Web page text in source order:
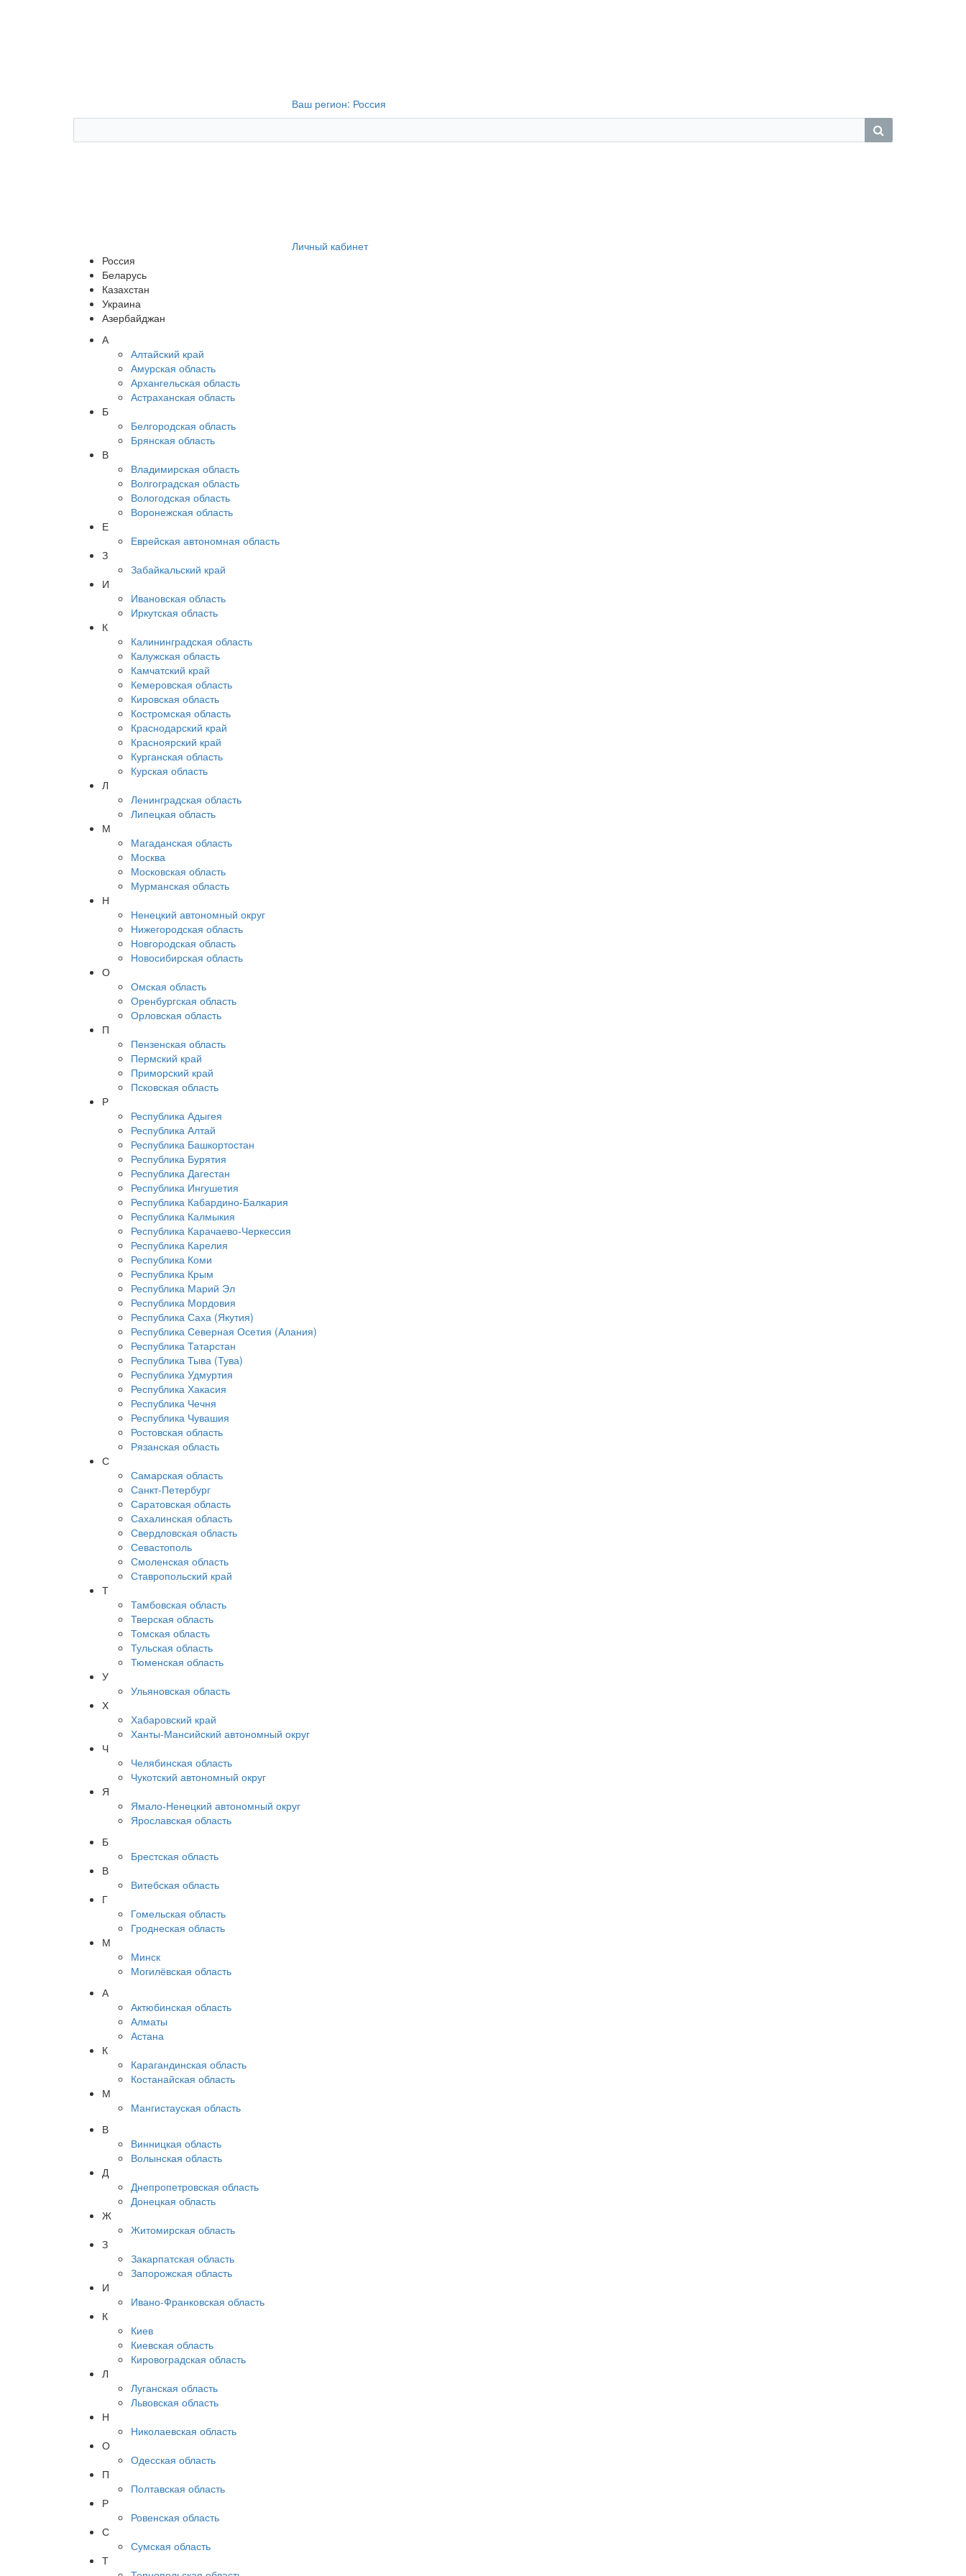
Ваш регион: Россия
Личный кабинет
Россия
Беларусь
Казахстан
Украина
Азербайджан
А
Алтайский край
Амурская область
Архангельская область
Астраханская область
Б
Белгородская область
Брянская область
В
Владимирская область
Волгоградская область
Вологодская область
Воронежская область
Е
Еврейская автономная область
З
Забайкальский край
И
Ивановская область
Иркутская область
К
Калининградская область
Калужская область
Камчатский край
Кемеровская область
Кировская область
Костромская область
Краснодарский край
Красноярский край
Курганская область
Курская область
Л
Ленинградская область
Липецкая область
М
Магаданская область
Москва
Московская область
Мурманская область
Н
Ненецкий автономный округ
Нижегородская область
Новгородская область
Новосибирская область
О
Омская область
Оренбургская область
Орловская область
П
Пензенская область
Пермский край
Приморский край
Псковская область
Р
Республика Адыгея
Республика Алтай
Республика Башкортостан
Республика Бурятия
Республика Дагестан
Республика Ингушетия
Республика Кабардино-Балкария
Республика Калмыкия
Республика Карачаево-Черкессия
Республика Карелия
Республика Коми
Республика Крым
Республика Марий Эл
Республика Мордовия
Республика Саха (Якутия)
Республика Северная Осетия (Алания)
Республика Татарстан
Республика Тыва (Тува)
Республика Удмуртия
Республика Хакасия
Республика Чечня
Республика Чувашия
Ростовская область
Рязанская область
С
Самарская область
Санкт-Петербург
Саратовская область
Сахалинская область
Свердловская область
Севастополь
Смоленская область
Ставропольский край
Т
Тамбовская область
Тверская область
Томская область
Тульская область
Тюменская область
У
Ульяновская область
Х
Хабаровский край
Ханты-Мансийский автономный округ
Ч
Челябинская область
Чукотский автономный округ
Я
Ямало-Ненецкий автономный округ
Ярославская область
Б
Брестская область
В
Витебская область
Г
Гомельская область
Гроднеская область
М
Минск
Могилёвская область
А
Актюбинская область
Алматы
Астана
К
Карагандинская область
Костанайская область
М
Мангистауская область
В
Винницкая область
Волынская область
Д
Днепропетровская область
Донецкая область
Ж
Житомирская область
З
Закарпатская область
Запорожская область
И
Ивано-Франковская область
К
Киев
Киевская область
Кировоградская область
Л
Луганская область
Львовская область
Н
Николаевская область
О
Одесская область
П
Полтавская область
Р
Ровенская область
С
Сумская область
Т